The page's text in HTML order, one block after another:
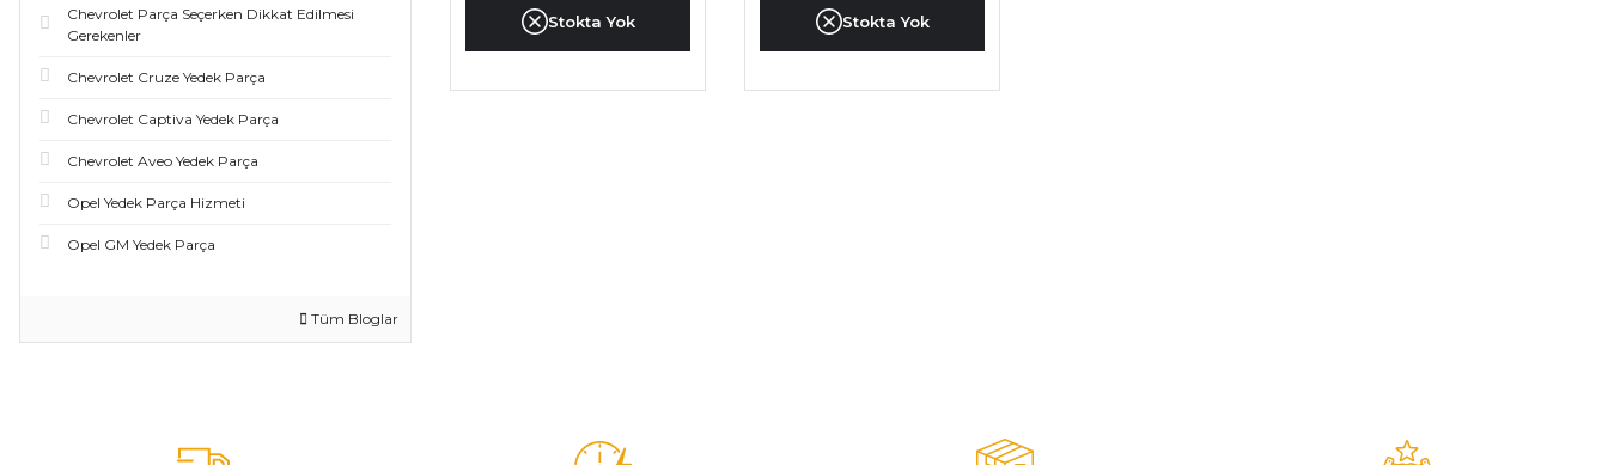
Chevrolet Parça Seçerken Dikkat Edilmesi
Gerekenler
Chevrolet Cruze Yedek Parça
Chevrolet Captiva Yedek Parça
Chevrolet Aveo Yedek Parça
Opel Yedek Parça Hizmeti
Opel GM Yedek Parça
Tüm Bloglar
Stokta Yok Stokta Yok